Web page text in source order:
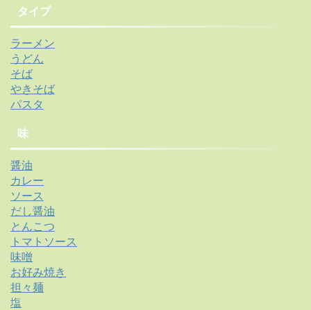
タイプ
ラーメン
うどん
そば
やきそば
パスタ
味
醤油
カレー
ソース
だし醤油
とんこつ
トマトソース
味噌
お好み焼き
担々麺
塩